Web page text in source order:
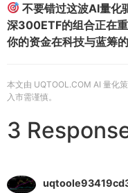
不要错过这波AI量化
深300ETF的组合正在
你的资金在科技与蓝筹
本文由 UQTOOL.COM AI 量化
入市需谨慎。
3